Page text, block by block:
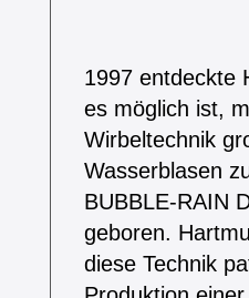
1997 entdeckte
es möglich ist,
Wirbeltechnik
Wasserblasen
BUBBLE-RAIN
geboren.
diese Technik